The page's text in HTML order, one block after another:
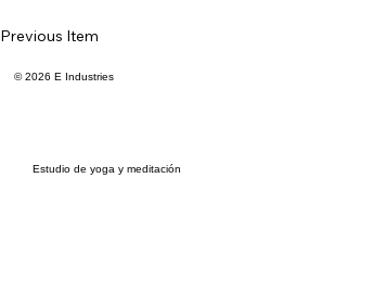
Previous Item
Estudio de yoga y meditación
© 2026 E Industries